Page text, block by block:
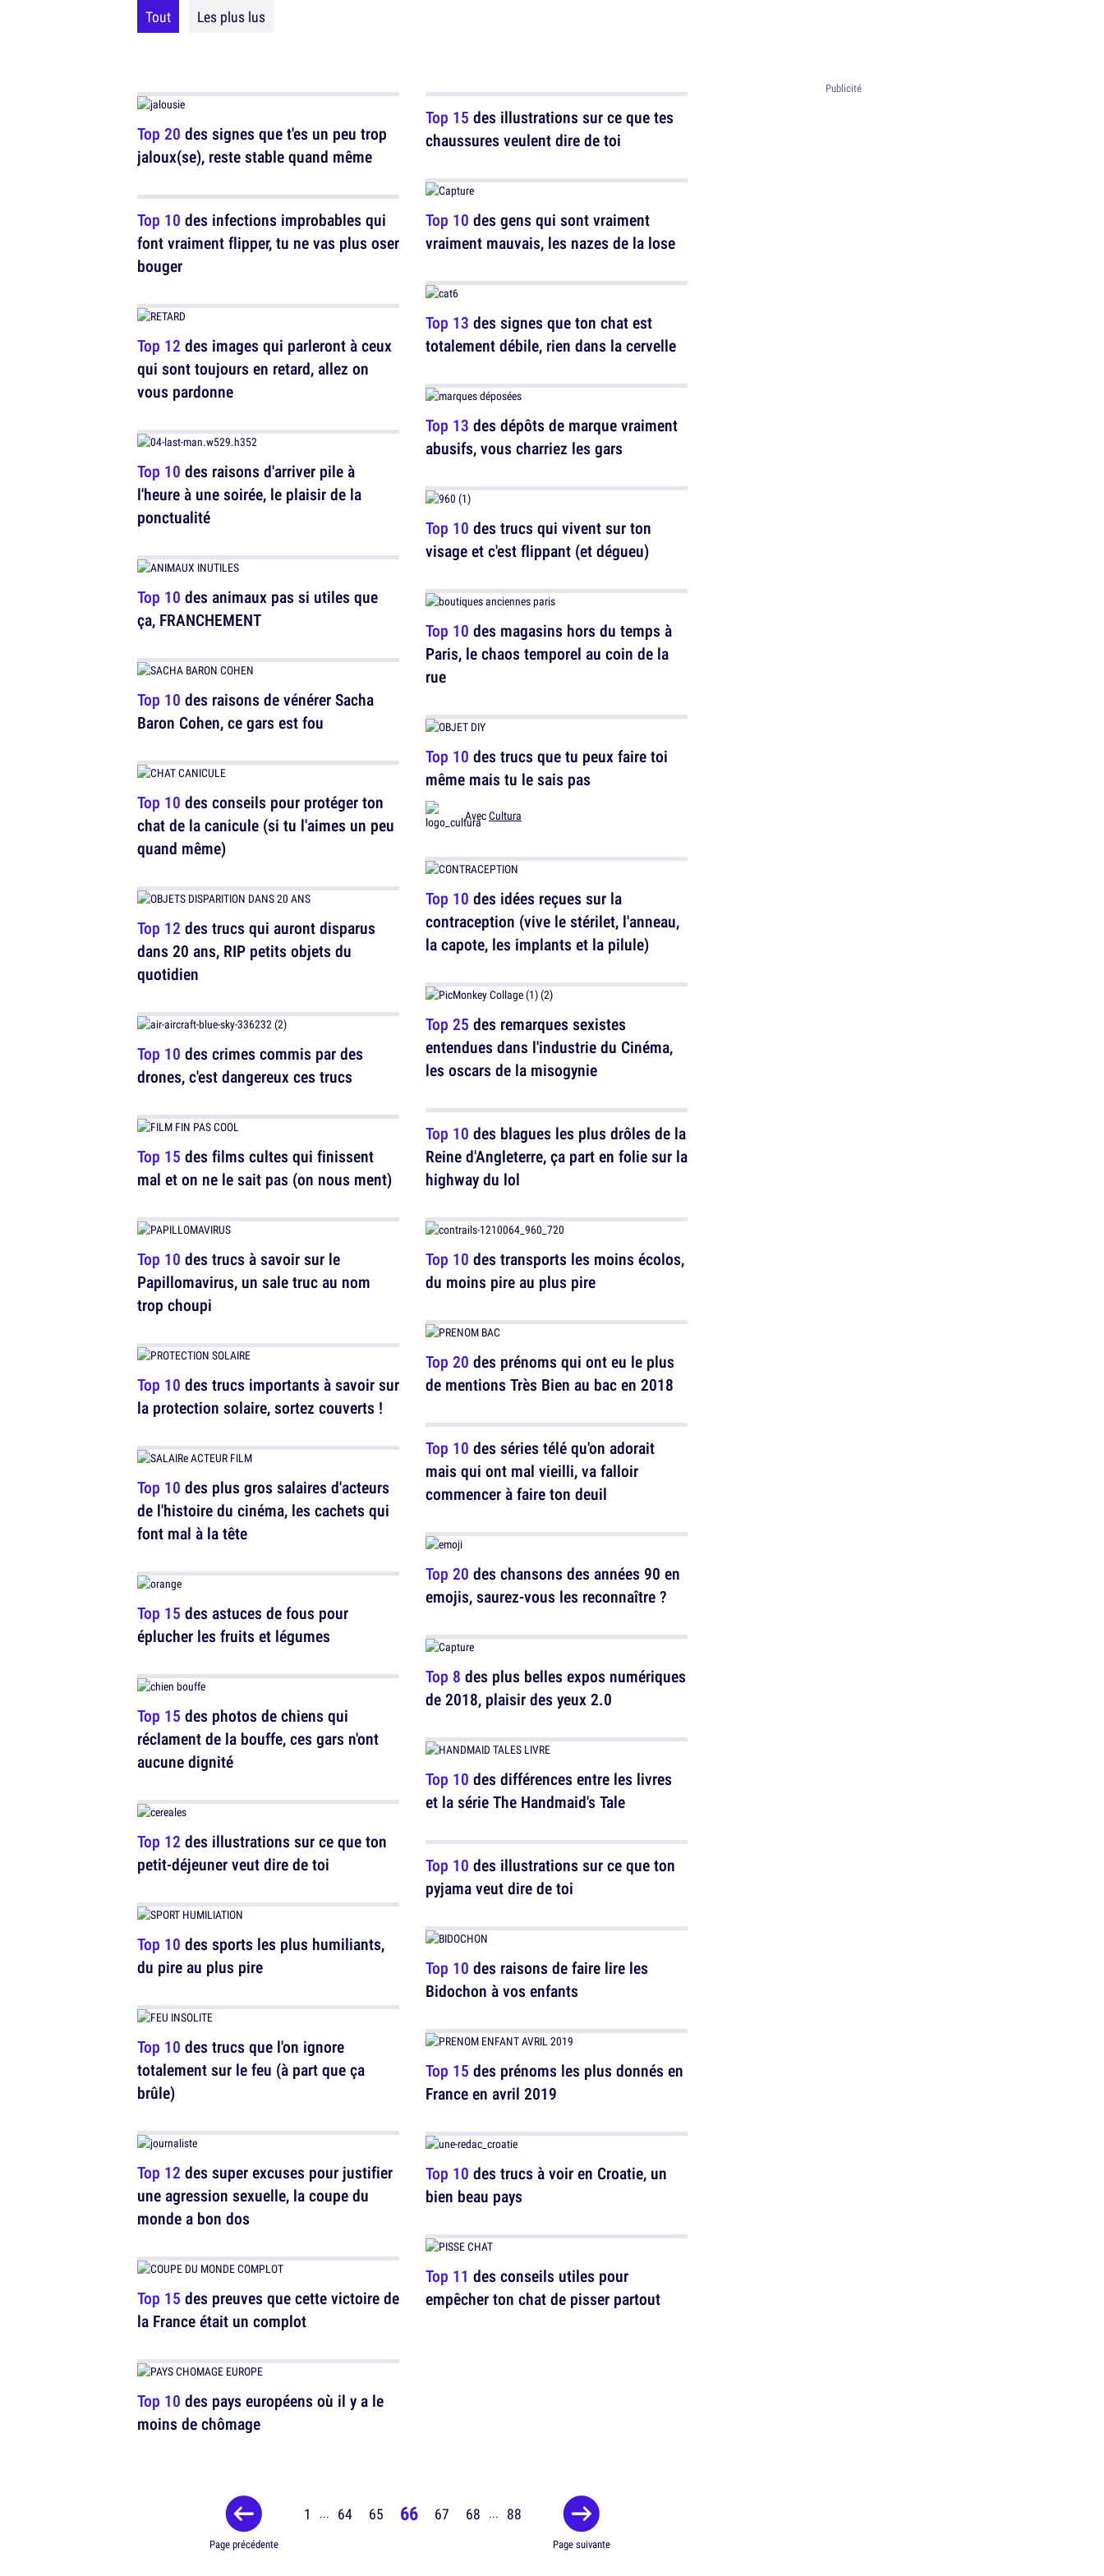
Tout Les plus lus
Top 20 des signes que t'es un peu trop
jaloux(se), reste stable quand même
Top 10 des infections improbables qui
font vraiment flipper, tu ne vas plus oser
bouger
Top 12 des images qui parleront à ceux
qui sont toujours en retard, allez on
vous pardonne
Top 10 des raisons d'arriver pile à
l'heure à une soirée, le plaisir de la
ponctualité
Top 10 des animaux pas si utiles que
ça, FRANCHEMENT
Top 10 des raisons de vénérer Sacha
Baron Cohen, ce gars est fou
Top 10 des conseils pour protéger ton
chat de la canicule (si tu l'aimes un peu
quand même)
Top 12 des trucs qui auront disparus
dans 20 ans, RIP petits objets du
quotidien
Top 10 des crimes commis par des
drones, c'est dangereux ces trucs
Top 15 des films cultes qui finissent
mal et on ne le sait pas (on nous ment)
Top 10 des trucs à savoir sur le
Papillomavirus, un sale truc au nom
trop choupi
Top 10 des trucs importants à savoir sur
la protection solaire, sortez couverts !
Top 10 des plus gros salaires d'acteurs
de l'histoire du cinéma, les cachets qui
font mal à la tête
Top 15 des astuces de fous pour
éplucher les fruits et légumes
Top 15 des photos de chiens qui
réclament de la bouffe, ces gars n'ont
aucune dignité
Top 12 des illustrations sur ce que ton
petit-déjeuner veut dire de toi
Top 10 des sports les plus humiliants,
du pire au plus pire
Top 10 des trucs que l'on ignore
totalement sur le feu (à part que ça
brûle)
Top 12 des super excuses pour justifier
une agression sexuelle, la coupe du
monde a bon dos
Top 15 des preuves que cette victoire de
la France était un complot
Top 10 des pays européens où il y a le
moins de chômage
Top 15 des illustrations sur ce que tes
chaussures veulent dire de toi
Top 10 des gens qui sont vraiment
vraiment mauvais, les nazes de la lose
Top 13 des signes que ton chat est
totalement débile, rien dans la cervelle
Top 13 des dépôts de marque vraiment
abusifs, vous charriez les gars
Top 10 des trucs qui vivent sur ton
visage et c'est flippant (et dégueu)
Top 10 des magasins hors du temps à
Paris, le chaos temporel au coin de la
rue
Top 10 des trucs que tu peux faire toi
même mais tu le sais pas
AvecCultura
Top 10 des idées reçues sur la
contraception (vive le stérilet, l'anneau,
la capote, les implants et la pilule)
Top 25 des remarques sexistes
entendues dans l'industrie du Cinéma,
les oscars de la misogynie
Top 10 des blagues les plus drôles de la
Reine d'Angleterre, ça part en folie sur la
highway du lol
Top 10 des transports les moins écolos,
du moins pire au plus pire
Top 20 des prénoms qui ont eu le plus
de mentions Très Bien au bac en 2018
Top 10 des séries télé qu'on adorait
mais qui ont mal vieilli, va falloir
commencer à faire ton deuil
Top 20 des chansons des années 90 en
emojis, saurez-vous les reconnaître ?
Top 8 des plus belles expos numériques
de 2018, plaisir des yeux 2.0
Top 10 des différences entre les livres
et la série The Handmaid's Tale
Top 10 des illustrations sur ce que ton
pyjama veut dire de toi
Top 10 des raisons de faire lire les
Bidochon à vos enfants
Top 15 des prénoms les plus donnés en
France en avril 2019
Top 10 des trucs à voir en Croatie, un
bien beau pays
Top 11 des conseils utiles pour
empêcher ton chat de pisser partout
Page précédente
1 ... 64 65 66 67 68 ... 88
Page suivante